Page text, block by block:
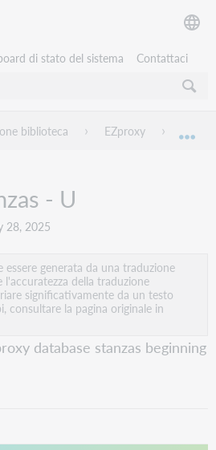
di stato del sistema Contattaci
gerarchia globale
biblioteca EZproxy
- U
28, 2025
essere generata da una traduzione
della traduzione
significativamente da un testo
consultare la pagina originale in
database stanzas beginning